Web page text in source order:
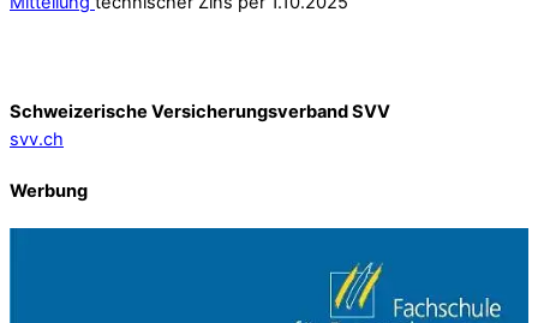
Schweizerische Versicherungsverband SVV
svv.ch
Werbung